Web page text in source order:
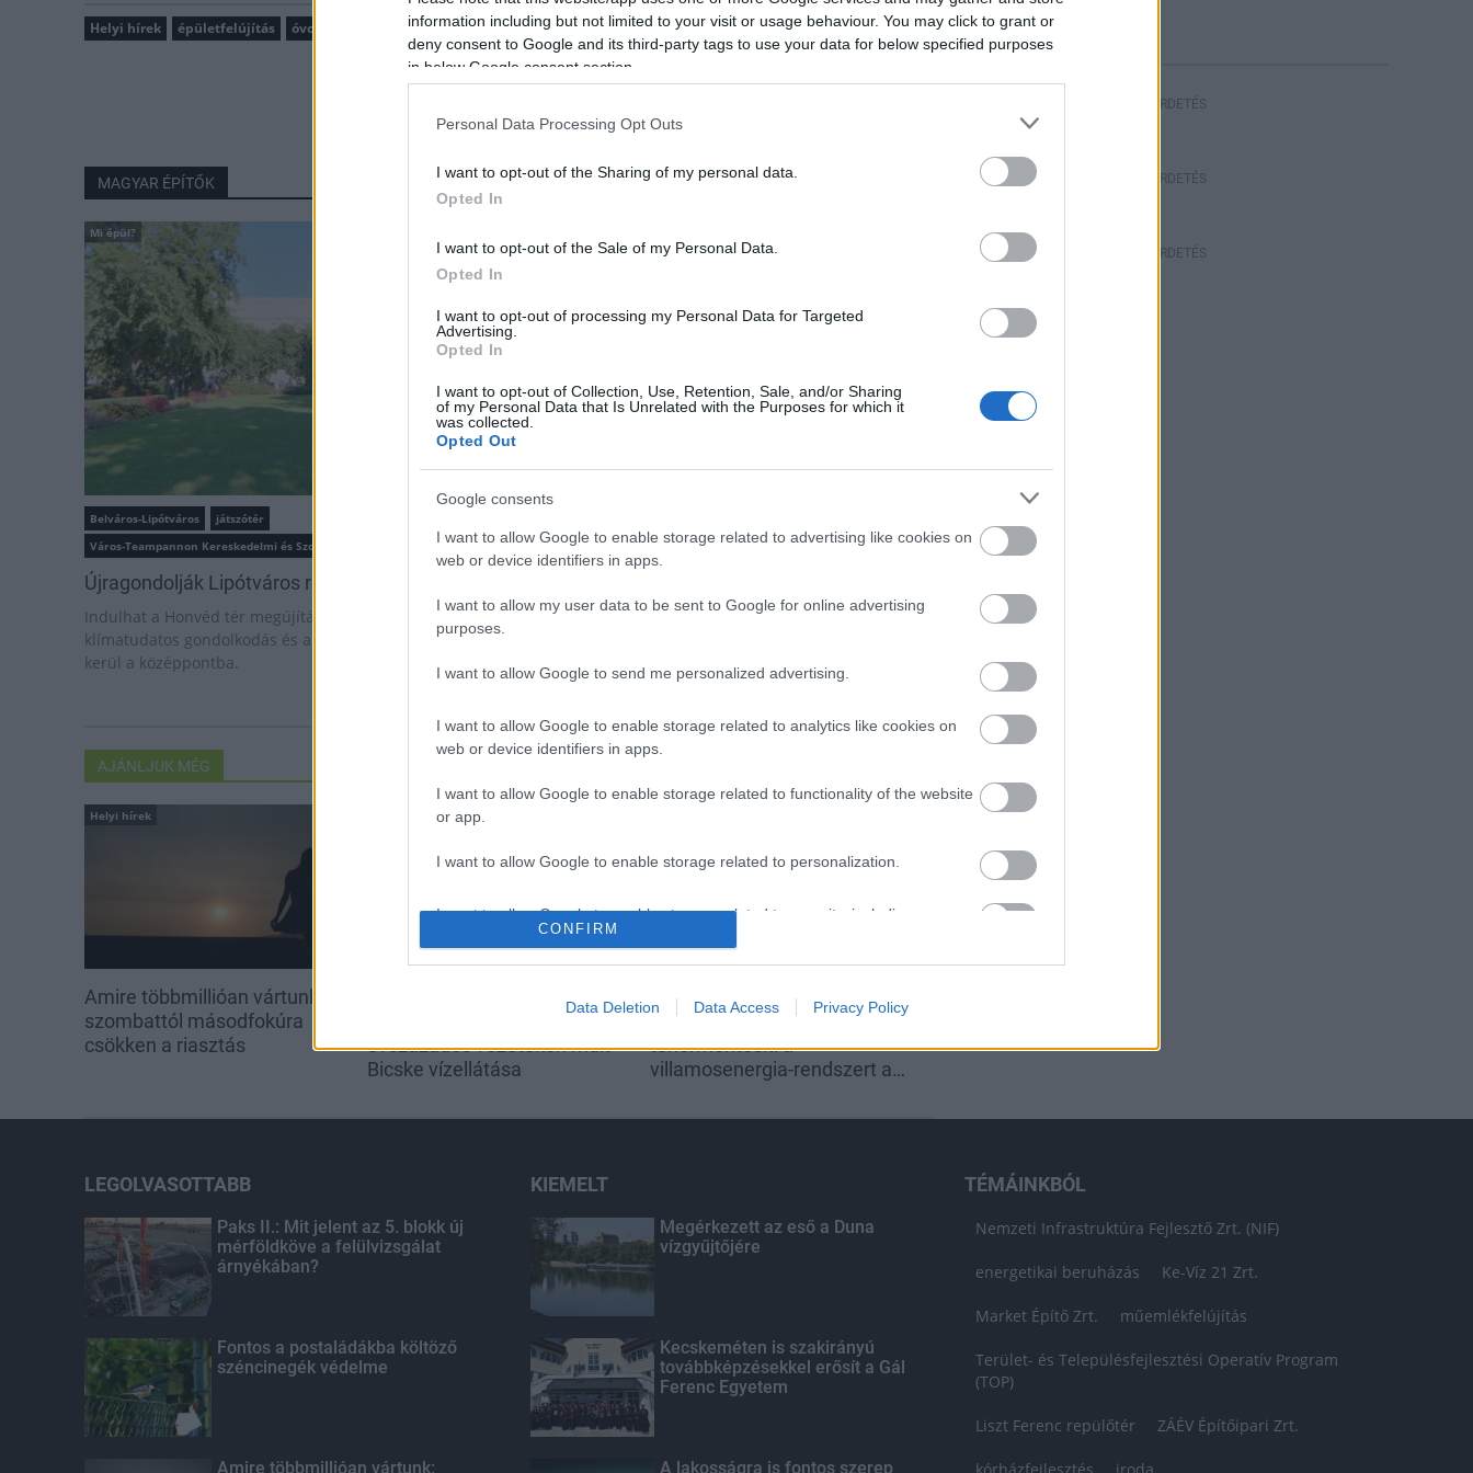
information including but not limited to your visit or usage behaviour. You may click to grant or
deny consent to Google and its third-party tags to use your data for below specified purposes
in below Google consent section.
Personal Data Processing Opt Outs
I want to opt-out of the Sharing of my personal data.
Opted In
I want to opt-out of the Sale of my Personal Data.
Opted In
I want to opt-out of processing my Personal Data for Targeted
Advertising.
Opted In
I want to opt-out of Collection, Use, Retention, Sale, and/or Sharing
of my Personal Data that Is Unrelated with the Purposes for which it
was collected.
Opted Out
Google consents
I want to allow Google to enable storage related to advertising like cookies on
web or device identifiers in apps.
I want to allow my user data to be sent to Google for online advertising
purposes.
I want to allow Google to send me personalized advertising.
I want to allow Google to enable storage related to analytics like cookies on
web or device identifiers in apps.
I want to allow Google to enable storage related to functionality of the website
or app.
I want to allow Google to enable storage related to personalization.
I want to allow Google to enable storage related to security, including
authentication functionality and fraud prevention, and other user protection.
CONFIRM
Data Deletion Data Access Privacy Policy
Helyi hírek épületfelújítás óvoda önkormányzat Mezőfalva
MAGYAR ÉPÍTŐK
Mi épül?
Belváros-Lipótváros
játszótér
Város-Teampannon Kereskedelmi és Szolgáltató Kft.
parkfelújítás
Újragondolják Lipótváros rejtett, zöld parkját
Indulhat a Honvéd tér megújításának tervezése, ahol a
klímatudatos gondolkodás és a helyi identitás erősítése
kerül a középpontba.
köve mesél – megújul a tatai
Új gyalogosátkelők és jelzőlámpás
Hódmezővásárhely jó hírű
AJÁNLJUK MÉG
Helyi hírek
Amire többmillióan vártunk:
szombattól másodfokúra
csökken a riasztás
évszázados vezetéken múlt
Bicske vízellátása
Gyárleállításokkal és
átszervezett termeléssel
tehermentesíti a
villamosenergia-rendszert a
HIRDETÉS
HIRDETÉS
HIRDETÉS
LEGOLVASOTTABB
Paks II.: Mit jelent az 5. blokk új
mérföldköve a felülvizsgálat
árnyékában?
Fontos a postaládákba költöző
széncinegék védelme
Amire többmillióan vártunk:
KIEMELT
Megérkezett az eső a Duna
vízgyűjtőjére
Kecskeméten is szakirányú
továbbképzésekkel erősít a Gál
Ferenc Egyetem
A lakosságra is fontos szerep
TÉMÁINKBÓL
Nemzeti Infrastruktúra Fejlesztő Zrt. (NIF)
energetikai beruházás Ke-Víz 21 Zrt.
Market Építő Zrt. műemlékfelújítás
Terület- és Településfejlesztési Operatív Program
(TOP)
Liszt Ferenc repülőtér ZÁÉV Építőipari Zrt.